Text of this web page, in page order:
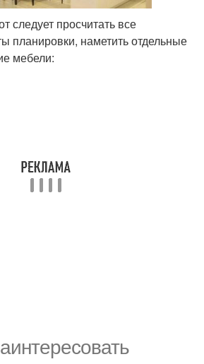
следует просчитать все
планировки, наметить отдельные
мебели: